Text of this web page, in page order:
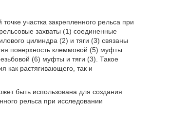
участка закрепленного рельса при
захваты (1) соединенные
цилиндра (2) и тяги (3) связаны
поверхность клеммовой (5) муфты
(6) муфты и тяги (3). Такое
как растягивающего, так и
быть использована для создания
рельса при исследовании